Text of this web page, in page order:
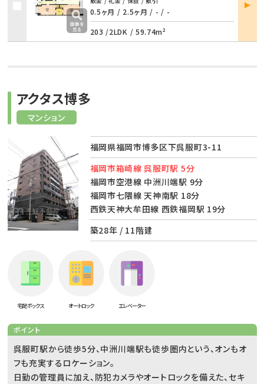
0.5ヶ月 / 2.5ヶ月 / - / -
203 /2LDK / 59.74m²
詳細
マンション
アクタス博多
福岡県福岡市博多区下呉服町3-11
福岡市箱崎線 呉服町駅 5分
福岡市空港線 中洲川端駅 9分
福岡市七隈線 天神南駅 18分
西鉄天神大牟田線 西鉄福岡駅 19分
築28年 / 11階建
宅配ボックス オートロック エレベーター
ポイント
呉服町駅から徒歩5分、中洲川端駅も徒歩圏内という、オンもオ
フも充実するロケーション。
日勤の管理員に加え、防犯カメラやオートロックを備えた、セキ